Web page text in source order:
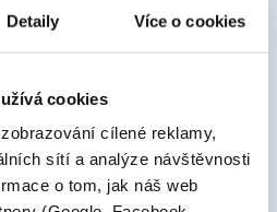
Detaily Více o cookies
cookies
cílené reklamy,
sítí a analýze návštěvnosti
o tom, jak náš web
kurzů je tě zabavit
vpřed
poskytnout materiály, které
a do kterých se nebudete
které si rádi otevřete
před Instagramem nebo